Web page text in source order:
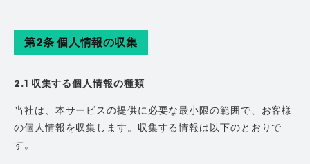
第2条 個人情報の収集
2.1 収集する個人情報の種類
当社は、本サービスの提供に必要な最小限の範囲で、お客様
の個人情報を収集します。収集する情報は以下のとおりで
す。